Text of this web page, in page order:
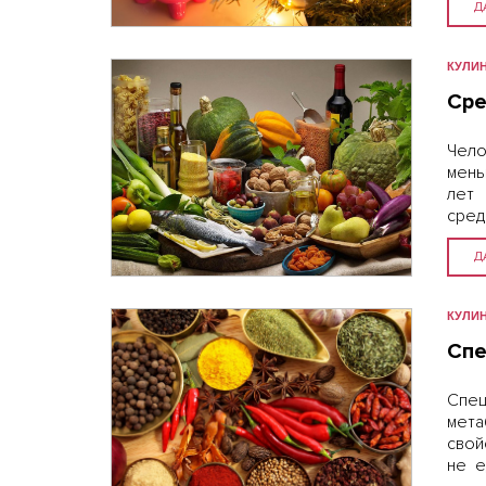
вы…
лет
не